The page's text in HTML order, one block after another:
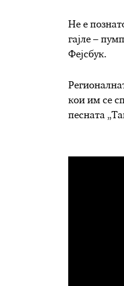
Не е
гајле –
Фејсбук.
кои им се
песната